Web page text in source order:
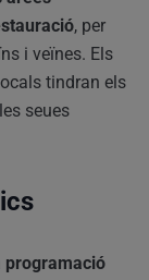
, per
i veïnes. Els
locals tindran els
seues
programació